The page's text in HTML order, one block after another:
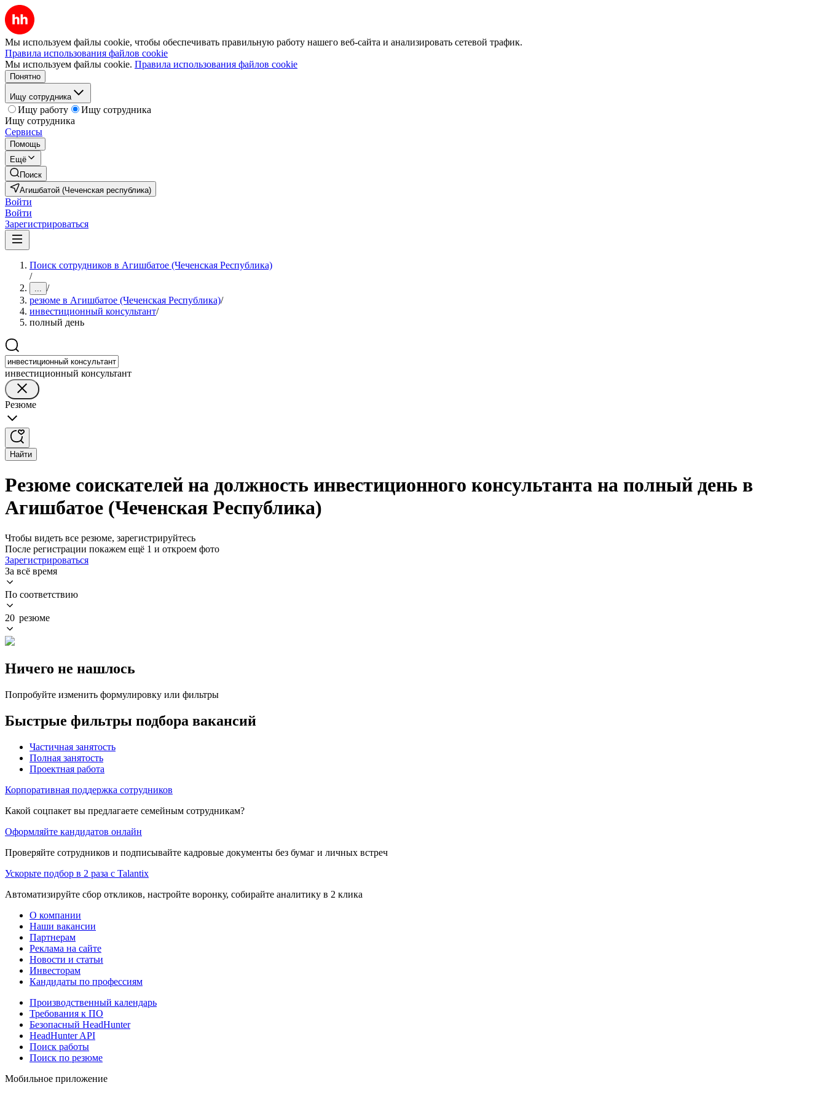
Мы используем файлы cookie, чтобы обеспечивать правильную работу нашего веб-сайта и анализировать сетевой трафик.
Правила использования файлов cookie
Мы используем файлы cookie. Правила использования файлов cookie
Понятно
Ищу сотрудника
Ищу работу
Ищу сотрудника
Ищу сотрудника
Сервисы
Помощь
Ещё
Поиск
Агишбатой (Чеченская республика)
Войти
Войти
Зарегистрироваться
Поиск сотрудников в Агишбатое (Чеченская Республика)
/
... /
резюме в Агишбатое (Чеченская Республика)/
инвестиционный консультант/
полный день
инвестиционный консультант
Резюме
Найти
Резюме соискателей на должность инвестиционного консультанта на полный день в
Агишбатое (Чеченская Республика)
Чтобы видеть все резюме, зарегистрируйтесь
После регистрации покажем ещё 1 и откроем фото
Зарегистрироваться
За всё время
По соответствию
20 резюме
Ничего не нашлось
Попробуйте изменить формулировку или фильтры
Быстрые фильтры подбора вакансий
Частичная занятость
Полная занятость
Проектная работа
Корпоративная поддержка сотрудников
Какой соцпакет вы предлагаете семейным сотрудникам?
Оформляйте кандидатов онлайн
Проверяйте сотрудников и подписывайте кадровые документы без бумаг и личных встреч
Ускорьте подбор в 2 раза с Talantix
Автоматизируйте сбор откликов, настройте воронку, собирайте аналитику в 2 клика
О компании
Наши вакансии
Партнерам
Реклама на сайте
Новости и статьи
Инвесторам
Кандидаты по профессиям
Производственный календарь
Требования к ПО
Безопасный HeadHunter
HeadHunter API
Поиск работы
Поиск по резюме
Мобильное приложение